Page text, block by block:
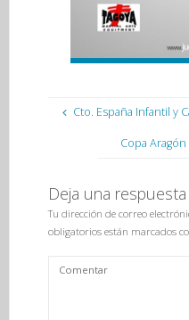
Cto. España Infantil y
Copa
Deja una respuesta
Tu dirección de correo
obligatorios están marcados